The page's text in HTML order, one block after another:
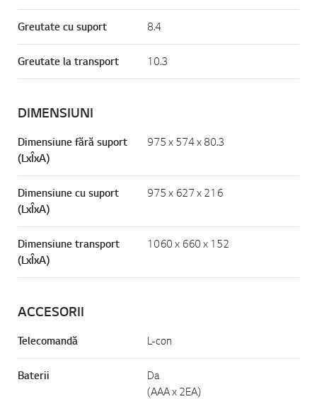
Greutate cu suport 8.4
Greutate la transport 10.3
DIMENSIUNI
Dimensiune fără suport
(LxÎxA)
975 x 574 x 80.3
Dimensiune cu suport
(LxÎxA)
975 x 627 x 216
Dimensiune transport
(LxÎxA)
1060 x 660 x 152
ACCESORII
Telecomandă L-con
Baterii
Da
(AAA x 2EA)